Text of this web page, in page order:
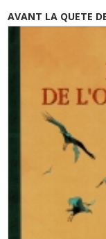
AVANT LA QUETE